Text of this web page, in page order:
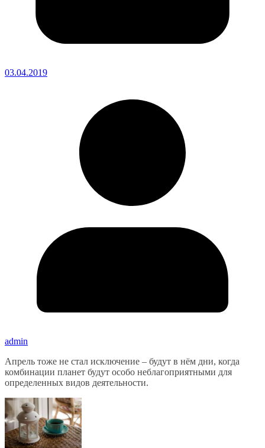
03.04.2019
admin
Апрель тоже не стал исключение – будут в нём дни, когда
комбинации планет будут особо неблагоприятными для
определенных видов деятельности.